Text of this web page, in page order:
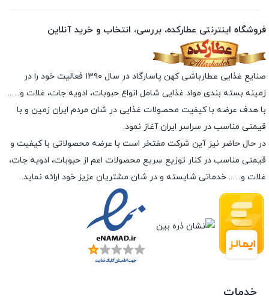
فروشگاه اینترنتی عطارکده، بررسی، انتخاب و خرید آنلاین
صنایع غذایی عطارباشی کهن پاسارگاد در سال ۱۳۹۰ فعالیت خود را در
زمینه بسته بندی مواد غذایی شامل انواع حبوبات، ادویه جات، غلات و…..
با هدف عرضه با کیفیت محصولات غذایی در شان مردم ایران زمین و با
قیمتی مناسب در سراسر ایران آغاز نمود.
در حال حاضر نیز آین شرکت مفتخر است با عرضه محصولاتی با کیفیت و
قیمتی مناسب در کنار توزیع سریع محصولات اعم از حبوبات، ادویه جات،
غلات و….. خدماتی شایسته و در شان مشتریان عزیز خود ارائه نماید.
خدمات